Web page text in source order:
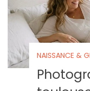
NAISSANCE &